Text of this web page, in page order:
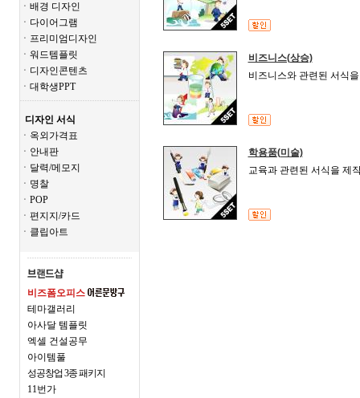
ㆍ배경 디자인
ㆍ다이어그램
ㆍ프리미엄디자인
ㆍ워드템플릿
ㆍ디자인콘텐츠
ㆍ대학생PPT
디자인 서식
ㆍ옥외가격표
ㆍ안내판
ㆍ달력/메모지
ㆍ명찰
ㆍPOP
ㆍ편지지/카드
ㆍ클립아트
비즈폼오피스
테마갤러리
아사달 템플릿
엑셀 건설공무
아이템풀
성공창업 3종 패키지
11번가
비즈니스(상승)
비즈니스와 관련된 서식
학용품(미술)
교육과 관련된 서식을 제